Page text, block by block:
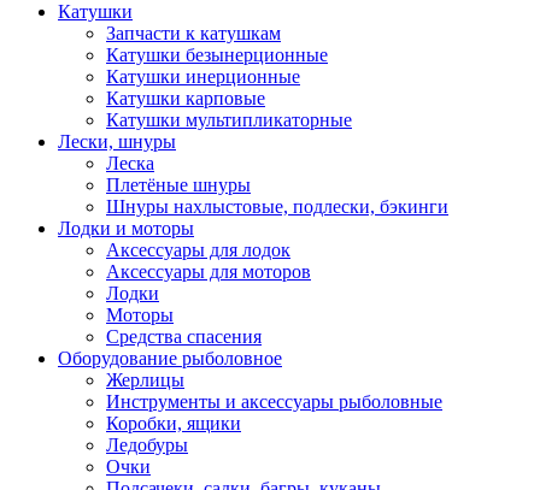
Катушки
Запчасти к катушкам
Катушки безынерционные
Катушки инерционные
Катушки карповые
Катушки мультипликаторные
Лески, шнуры
Леска
Плетёные шнуры
Шнуры нахлыстовые, подлески, бэкинги
Лодки и моторы
Аксессуары для лодок
Аксессуары для моторов
Лодки
Моторы
Средства спасения
Оборудование рыболовное
Жерлицы
Инструменты и аксессуары рыболовные
Коробки, ящики
Ледобуры
Очки